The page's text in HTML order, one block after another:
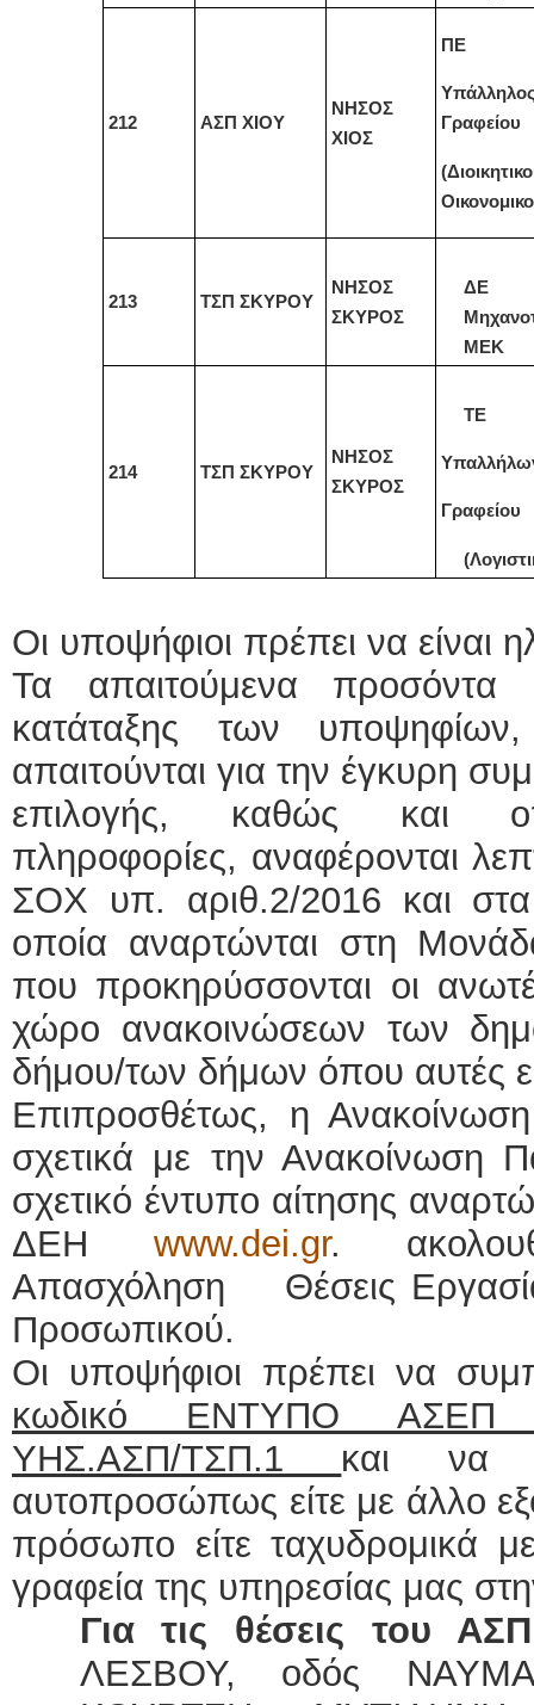
212 ΑΣΠ ΧΙΟΥ
ΝΗΣΟΣ
ΧΙΟΣ
ΠΕ
Γραφείου
213 ΤΣΠ ΣΚΥΡΟΥ
ΝΗΣΟΣ
ΣΚΥΡΟΣ
ΔΕ
ΜΕΚ
214 ΤΣΠ ΣΚΥΡΟΥ
ΝΗΣΟΣ
ΣΚΥΡΟΣ
ΤΕ
Γραφείου
Οι υποψήφιοι πρέπει να είναι
Τα απαιτούμενα προσόντα
κατάταξης των
απαιτούνται για την έγκυρη
επιλογής, καθώς και
πληροφορίες, αναφέρονται
ΣΟΧ υπ. αριθ.2/2016 και
οποία αναρτώνται στη
που προκηρύσσονται οι
χώρο ανακοινώσεων των
δήμου/των δήμων όπου αυτές
Επιπροσθέτως, η
σχετικά με την Ανακοίνωση
σχετικό έντυπο αίτησης
ΔΕΗ www.dei.gr.
Απασχόληση Θέσεις
Προσωπικού.
Οι υποψήφιοι πρέπει να
κωδικό ΕΝΤΥΠΟ ΑΣΕΠ
ΥΗΣ.ΑΣΠ/ΤΣΠ.1 και να
αυτοπροσώπως είτε με άλλο
πρόσωπο είτε ταχυδρομικά
γραφεία της υπηρεσίας μας
Για τις θέσεις του
ΛΕΣΒΟΥ, οδός